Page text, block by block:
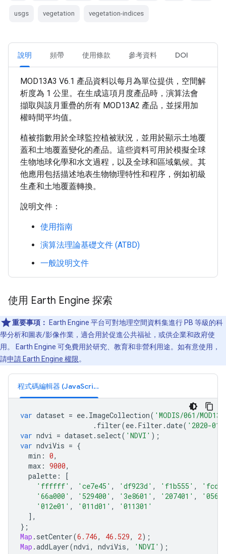
usgs vegetation vegetation-indices
說明 頻帶 使用條款 參考資料 DOI
MOD13A3 V6.1 產品資料以每月為單位提供，空間解
析度為 1 公里。在生成這項月度產品時，演算法會
擷取與該月重疊的所有 MOD13A2 產品，並採用加
權時間平均值。
植被指數用於全球監控植被狀況，並用於顯示土地覆
蓋和土地覆蓋變化的產品。這些資料可用於模擬全球
生物地球化學和水文過程，以及全球和區域氣候。其
他應用包括描述地表生物物理特性和程序，例如初級
生產和土地覆蓋轉換。
說明文件：
使用指南
演算法理論基礎文件 (ATBD)
一般說明文件
使用 Earth Engine 探索
重要事項：
Earth Engine 平台可對地理空間資料集進行 PB 等級的科
學分析和圖表/影像作業，適合用於促進公共福祉，或供企業和政府使
用。 Earth Engine 可免費用於研究、教育和非營利用途。如有意使用，
請申請 Earth Engine 權限。
程式碼編輯器 (JavaScript)
var dataset = ee. ImageCollection( 'MODIS/061/
. filter(ee. Filter .date( '2020-
var ndvi = dataset. select( 'NDVI' );
var ndviVis = {
min : 0,
max : 9000,
palette :
[
'ffffff' , 'ce7e45' , 'df923d' , 'f1b555' ,
'66a000' , '529400' , '3e8601' , '207401' ,
'012e01' , '011d01' ,
'011301'
],
};
Map . setCenter(6.746, 46.529, 2);
Map .addLayer(ndvi, ndviVis, 'NDVI' );